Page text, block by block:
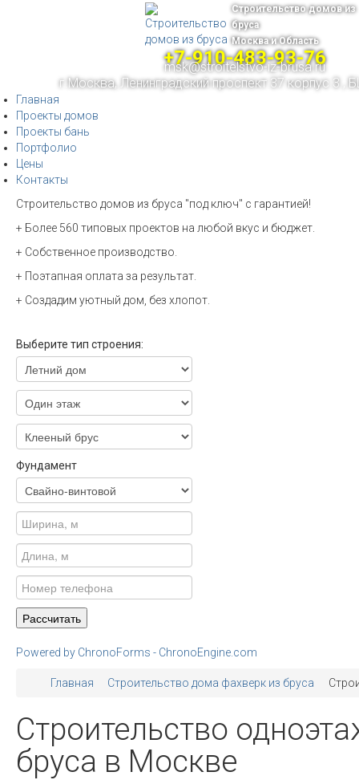
Строительство домов из
бруса
Москва и Область
+7-910-483-93-76
msk@stroitelstvo-iz-brusa.ru
г.Москва, Ленинградский проспект 37 корпус 3 ,
Главная
Проекты домов
Проекты бань
Портфолио
Цены
Контакты
Строительство домов из бруса "под ключ" с гарантией!
+ Более 560 типовых проектов на любой вкус и бюджет.
+ Собственное производство.
+ Поэтапная оплата за результат.
+ Создадим уютный дом, без хлопот.
Выберите тип строения:
Фундамент
Powered by ChronoForms - ChronoEngine.com
Главная Строительство дома фахверк из бруса
Строительство
бруса в Москве